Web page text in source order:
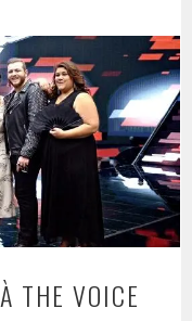
THE VOICE